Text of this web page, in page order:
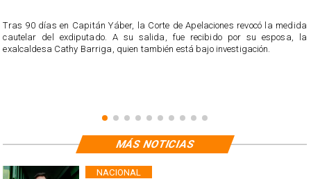
Tras 90 días en Capitán Yáber, la Corte de Apelaciones revocó la medida
cautelar del exdiputado. A su salida, fue recibido por su esposa, la
exalcaldesa Cathy Barriga, quien también está bajo investigación.
NACIONAL
MÁS NOTICIAS